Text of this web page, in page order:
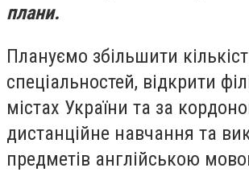
плани.
Плануємо збільшити
спеціальностей, відкрити
містах України та за
дистанційне навчання та
предметів англійською